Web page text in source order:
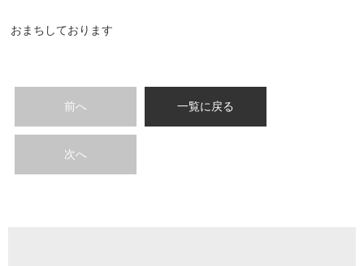
おまちしております
前へ 一覧に戻る
次へ